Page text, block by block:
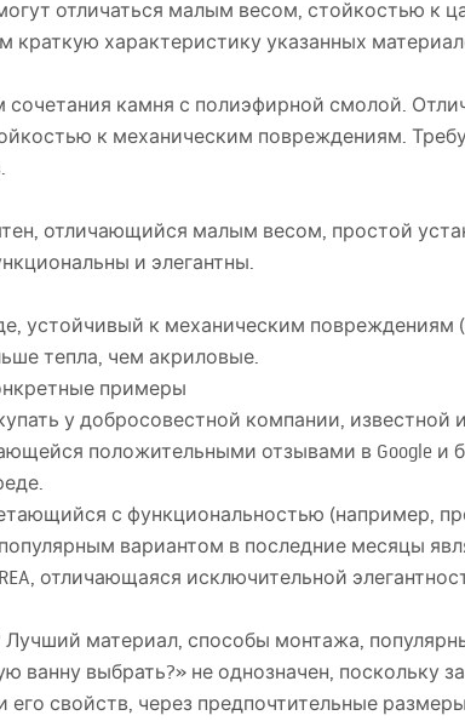
отличаться малым весом, стойкостью к
характеристику указанных
камня с полиэфирной смолой.
к механическим повреждениям.
отличающийся малым весом, простой
и элегантны.
устойчивый к механическим повреждениям
тепла, чем акриловые.
примеры
у добросовестной компании, известной
положительными отзывами в Google и
с функциональностью (например,
вариантом в последние месяцы
REA, отличающаяся исключительной
материал, способы монтажа,
ванну выбрать?» не однозначен, поскольку
свойств, через предпочтительные